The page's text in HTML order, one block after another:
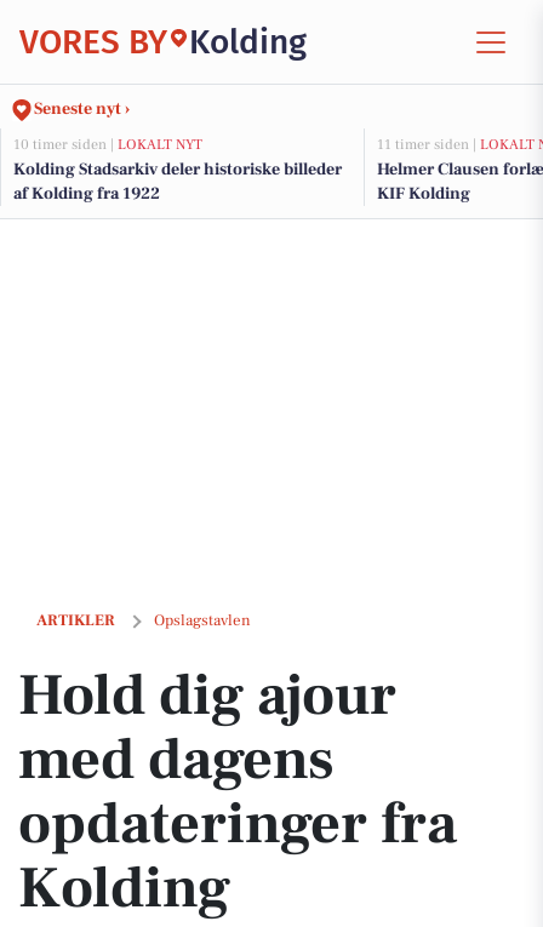
VORES BY Kolding
Seneste nyt ›
10 timer siden | LOKALT NYT
Kolding Stadsarkiv deler historiske billeder
af Kolding fra 1922
11 timer siden | LOKALT
Helmer Clausen
KIF Kolding
ARTIKLER Opslagstavlen
Hold dig ajour med dagens opdateringer fra Kolding
Hold dig ajour
med dagens
opdateringer fra
Kolding